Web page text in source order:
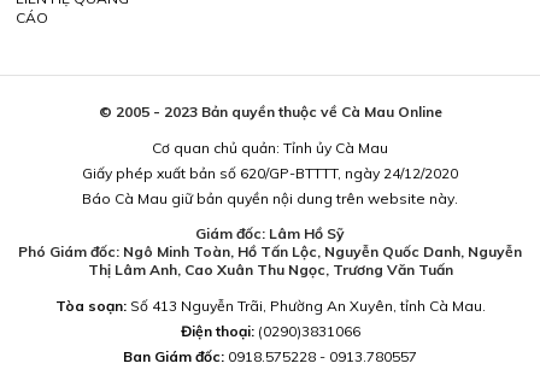
CÁO
© 2005 - 2023 Bản quyền thuộc về Cà Mau Online
Cơ quan chủ quản: Tỉnh ủy Cà Mau
Giấy phép xuất bản số 620/GP-BTTTT, ngày 24/12/2020
Báo Cà Mau giữ bản quyền nội dung trên website này.
Giám đốc: Lâm Hồ Sỹ
Phó Giám đốc: Ngô Minh Toàn, Hồ Tấn Lộc, Nguyễn Quốc Danh, Nguyễn
Thị Lâm Anh, Cao Xuân Thu Ngọc, Trương Văn Tuấn
Tòa soạn:Số 413 Nguyễn Trãi, Phường An Xuyên, tỉnh Cà Mau.
Điện thoại: (0290)3831066
Ban Giám đốc: 0918.575228 - 0913.780557